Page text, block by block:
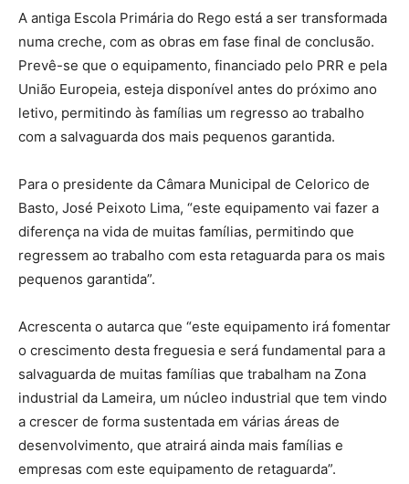
A antiga Escola Primária do Rego está a ser transformada
numa creche, com as obras em fase final de conclusão.
Prevê-se que o equipamento, financiado pelo PRR e pela
União Europeia, esteja disponível antes do próximo ano
letivo, permitindo às famílias um regresso ao trabalho
com a salvaguarda dos mais pequenos garantida.
Para o presidente da Câmara Municipal de Celorico de
Basto, José Peixoto Lima, “este equipamento vai fazer a
diferença na vida de muitas famílias, permitindo que
regressem ao trabalho com esta retaguarda para os mais
pequenos garantida”.
Acrescenta o autarca que “este equipamento irá fomentar
o crescimento desta freguesia e será fundamental para a
salvaguarda de muitas famílias que trabalham na Zona
industrial da Lameira, um núcleo industrial que tem vindo
a crescer de forma sustentada em várias áreas de
desenvolvimento, que atrairá ainda mais famílias e
empresas com este equipamento de retaguarda”.